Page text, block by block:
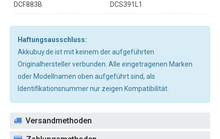
DCF883B DCS391L1
Haftungsausschluss:
Akkubuy.de ist mit keinem der aufgeführten
Originalhersteller verbunden. Alle eingetragenen Marken
oder Modellnamen oben aufgeführt sind, als
Identifikationsnummer nur zeigen Kompatibilität.
Versandmethoden